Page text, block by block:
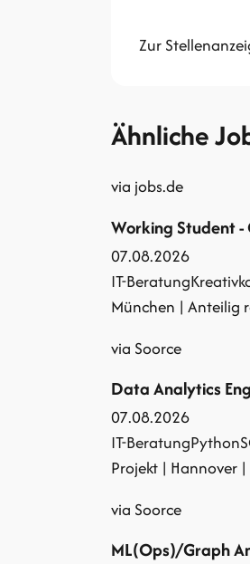
Zur
Ähnliche
via jobs.de
Working Student
07.08.2026
IT-Beratung
München | Anteilig
via Soorce
Data Analytics
07.08.2026
IT-BeratungPython
Projekt| Hannover
via Soorce
ML(Ops)/Graph